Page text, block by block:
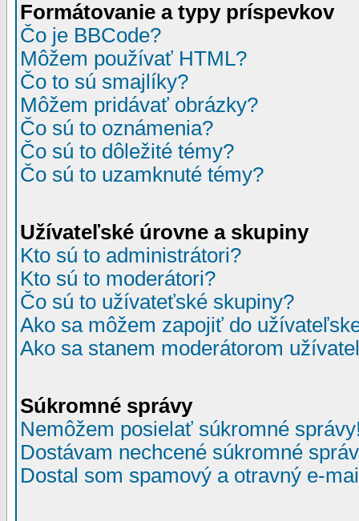
Formátovanie a typy príspevkov
Čo je BBCode?
Môžem používať HTML?
Čo to sú smajlíky?
Môžem pridávať obrázky?
Čo sú to oznámenia?
Čo sú to dôležité témy?
Čo sú to uzamknuté témy?
Užívateľské úrovne a skupiny
Kto sú to administrátori?
Kto sú to moderátori?
Čo sú to užívateťské skupiny?
Ako sa môžem zapojiť do
Ako sa stanem moderátorom
Súkromné správy
Nemôžem posielať súkromné
Dostávam nechcené súkromné
Dostal som spamový a otravný e-